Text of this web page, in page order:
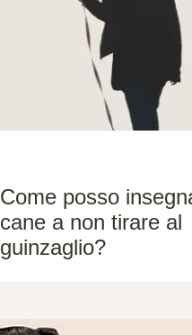
Come posso
cane a non tirare al
guinzaglio?